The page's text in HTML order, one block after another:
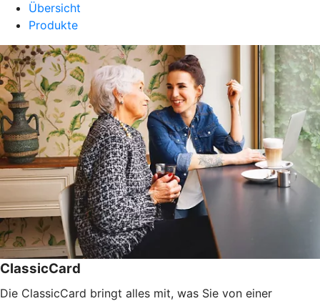
Übersicht
Produkte
ClassicCard
Die ClassicCard bringt alles mit, was Sie von einer